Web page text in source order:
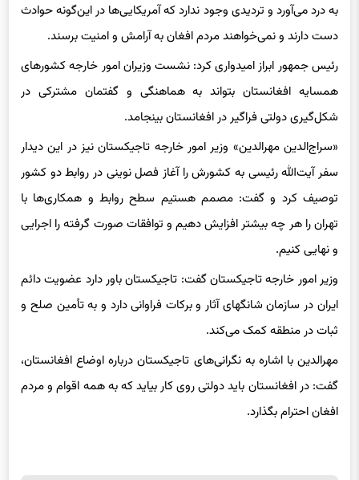
به درد می‌آورد و تردیدی وجود ندارد که آمریکایی‌ها در این‌گونه حوادث
دست دارند و نمی‌خواهند مردم افغان به آرامش و امنیت برسند.
رئیس جمهور ابراز امیدواری کرد: نشست وزیران امور خارجه کشورهای
همسایه افغانستان بتواند به هماهنگی و گفتمان مشترکی در
شکل‌گیری دولتی فراگیر در افغانستان بینجامد.
«سراج‌الدین مهرالدین» وزیر امور خارجه تاجیکستان نیز در این دیدار
سفر آیت‌الله رئیسی به کشورش را آغاز فصل نوینی در روابط دو کشور
توصیف کرد و گفت: مصمم هستیم سطح روابط و همکاری‌ها با
تهران را هر چه بیشتر افزایش دهیم و توافقات صورت گرفته را اجرایی
و نهایی کنیم.
وزیر امور خارجه تاجیکستان گفت: تاجیکستان باور دارد عضویت دائم
ایران در سازمان شانگهای آثار و برکات فراوانی دارد و به تأمین صلح و
ثبات در منطقه کمک می‌کند.
مهرالدین با اشاره به نگرانی‌های تاجیکستان درباره اوضاع افغانستان،
گفت: در افغانستان باید دولتی روی کار بیاید که به همه اقوام و مردم
افغان احترام بگذارد.